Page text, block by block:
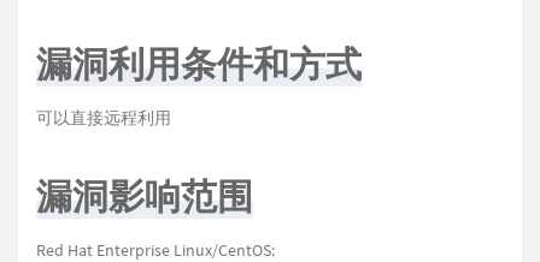
漏洞利用条件和方式
可以直接远程利用
漏洞影响范围
Red Hat Enterprise Linux/CentOS: